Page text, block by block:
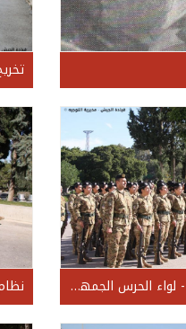
تخريج دورة جنود إناث - لواء الحرس الجمهوري - العام 2018